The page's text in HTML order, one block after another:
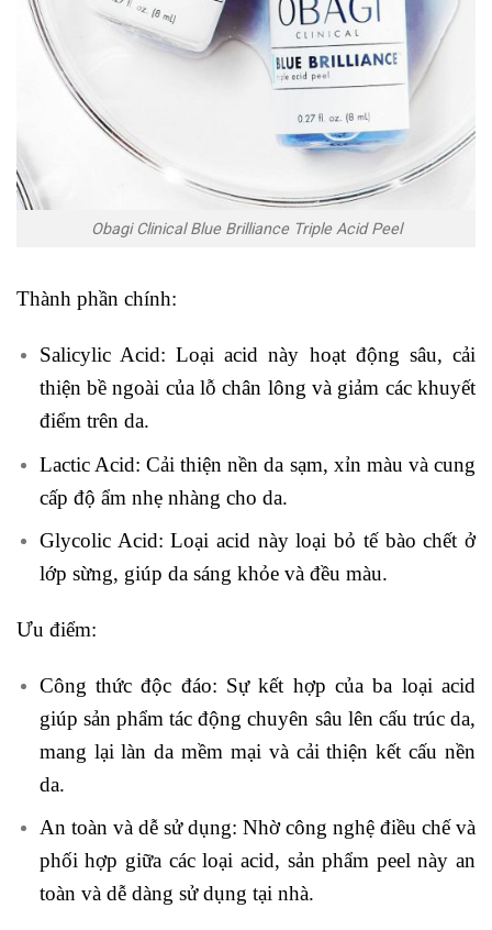
Obagi Clinical Blue Brilliance Triple Acid Peel
Thành phần chính:
Salicylic Acid: Loại acid này hoạt động sâu, cải
thiện bề ngoài của lỗ chân lông và giảm các khuyết
điểm trên da.
Lactic Acid: Cải thiện nền da sạm, xỉn màu và cung
cấp độ ẩm nhẹ nhàng cho da.
Glycolic Acid: Loại acid này loại bỏ tế bào chết ở
lớp sừng, giúp da sáng khỏe và đều màu.
Ưu điểm:
Công thức độc đáo: Sự kết hợp của ba loại acid
giúp sản phẩm tác động chuyên sâu lên cấu trúc da,
mang lại làn da mềm mại và cải thiện kết cấu nền
da.
An toàn và dễ sử dụng: Nhờ công nghệ điều chế và
phối hợp giữa các loại acid, sản phẩm peel này an
toàn và dễ dàng sử dụng tại nhà.